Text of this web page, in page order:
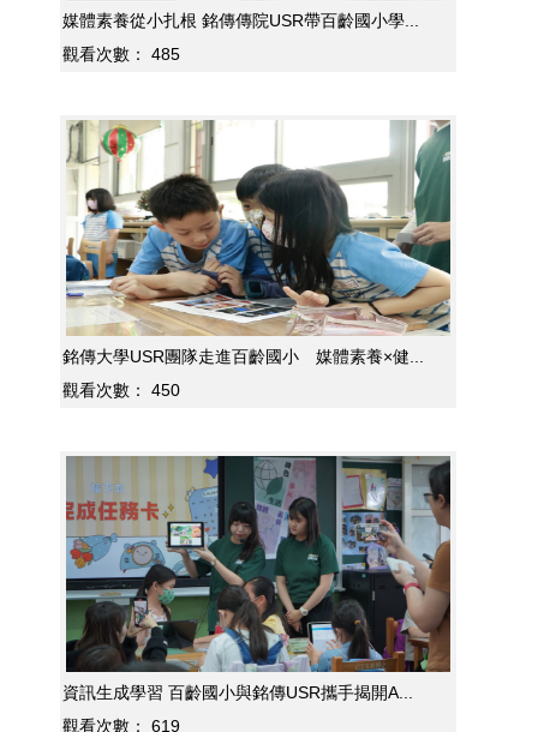
媒體素養從小扎根 銘傳傳院USR帶百齡國小學...
觀看次數：
485
銘傳大學USR團隊走進百齡國小 媒體素養×健...
觀看次數：
450
資訊生成學習 百齡國小與銘傳USR攜手揭開A...
觀看次數：
619